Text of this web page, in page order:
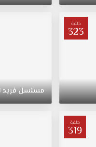
حلقة
323
مسلسلفريد
حلقة
319